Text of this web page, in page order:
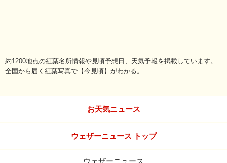
約1200地点の紅葉名所情報や見頃予想日、天気予報を掲載しています。
全国から届く紅葉写真で【今見頃】がわかる。
お天気ニュース
ウェザーニュース トップ
ウェザーニュース